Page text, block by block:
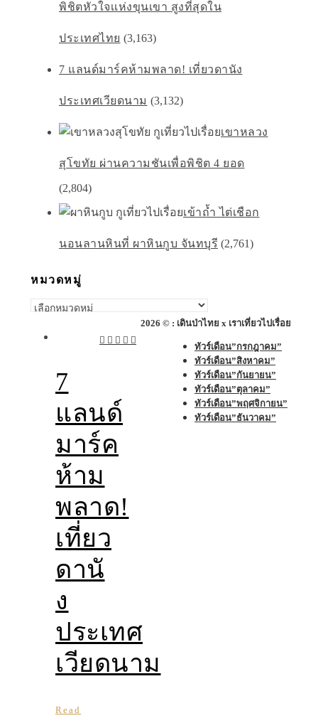
พิชิตหัวใจเเห่งขุนเขา สูงที่สุดใน
ประเทศไทย (3,163)
7 แลนด์มาร์คห้ามพลาด! เที่ยวดานัง
ประเทศเวียดนาม (3,132)
เขาหลวง
สุโขทัย ผ่านความชันเพื่อพิชิต 4 ยอด
(2,804)
เข้าถ้ำ ไต่เชือก
นอนลานหินที่ ผาหินกูบ จันทบุรี (2,761)
หมวดหมู่
หมวด
7
แลนด์
มาร์ค
ห้าม
พลาด!
เที่ยว
ดานั
ง
ประเทศ
เวียดนาม
Read
2026 © : เดินป่าไทย x เราเที่ยวไปเรื่อย
ทัวร์เดือน”กรกฎาคม”
ทัวร์เดือน”สิงหาคม”
ทัวร์เดือน”กันยายน”
ทัวร์เดือน”ตุลาคม”
ทัวร์เดือน”พฤศจิกายน”
ทัวร์เดือน”ธันวาคม”